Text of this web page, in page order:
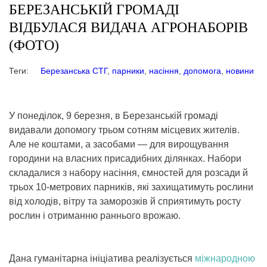
БЕРЕЗАНСЬКІЙ ГРОМАДІ
ВІДБУЛАСЯ ВИДАЧА АГРОНАБОРІВ
(ФОТО)
Теги: Березанська СТГ, парники насіння допомога новини
У понеділок, 9 березня, в Березанській громаді
видавали допомогу трьом сотням місцевих жителів.
Але не коштами, а засобами — для вирощування
городини на власних присадибних ділянках. Набори
складалися з набору насіння, ємностей для розсади й
трьох 10-метрових парників, які захищатимуть рослини
від холодів, вітру та заморозків й сприятимуть росту
рослин і отриманню раннього врожаю.
Дана гуманітарна ініціатива реалізується міжнародною